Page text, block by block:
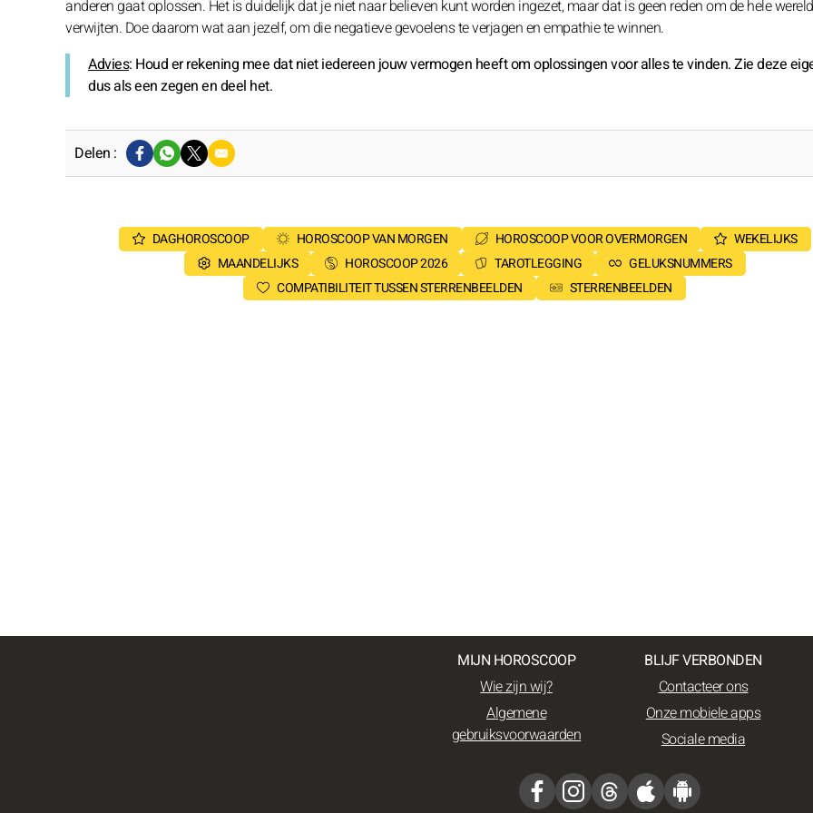
anderen gaat oplossen. Het is duidelijk dat je niet naar believen kunt worden ingezet, maar dat is geen reden om de hele
verwijten. Doe daarom wat aan jezelf, om die negatieve gevoelens te verjagen en empathie te winnen.
Advies: Houd er rekening mee dat niet iedereen jouw vermogen heeft om oplossingen voor alles te vinden. Zie deze
dus als een zegen en deel het.
Delen :
DAGHOROSCOOP HOROSCOOP VAN MORGEN HOROSCOOP VOOR OVERMORGEN
WEKELIJKS
MAANDELIJKS
HOROSCOOP 2026 TAROTLEGGING
GELUKSNUMMERS
COMPATIBILITEIT TUSSEN STERRENBEELDEN
STERRENBEELDEN
MIJN HOROSCOOP
Wie zijn wij?
Algemene
gebruiksvoorwaarden
BLIJF VERBONDEN
Contacteer ons
Onze mobiele apps
Sociale media